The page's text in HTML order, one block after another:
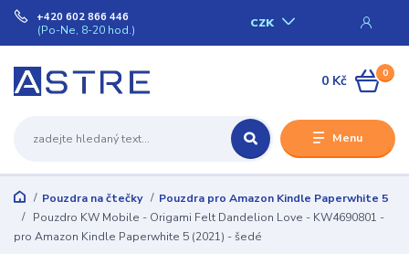
Menu
CZK
+420 602 866 446
(Po-Ne, 8-20 hod.)
0
0 Kč
Pouzdra na čtečky
Pouzdra pro Amazon Kindle Paperwhite 5
Pouzdro KW Mobile - Origami Felt Dandelion Love - KW4690801 -
pro Amazon Kindle Paperwhite 5 (2021) - šedé